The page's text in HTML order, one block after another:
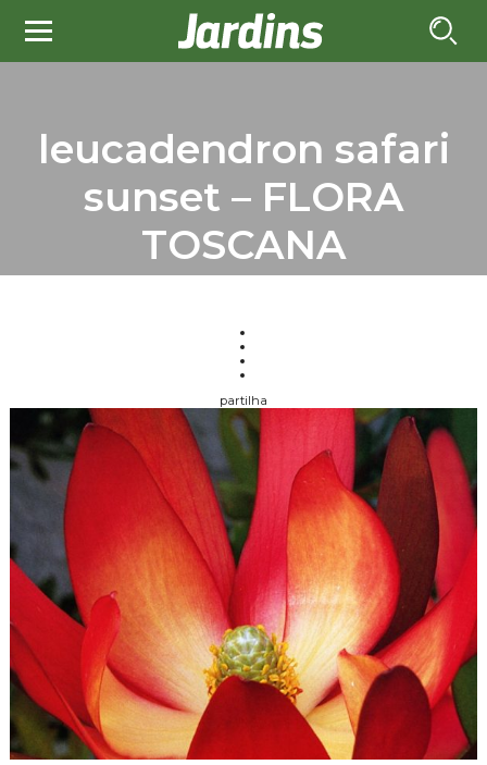
leucadendron safari
sunset – FLORA
TOSCANA
partilha